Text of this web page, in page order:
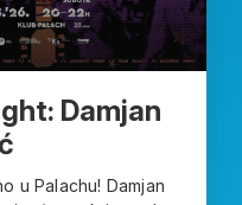
Damjan
u Palachu! Damjan